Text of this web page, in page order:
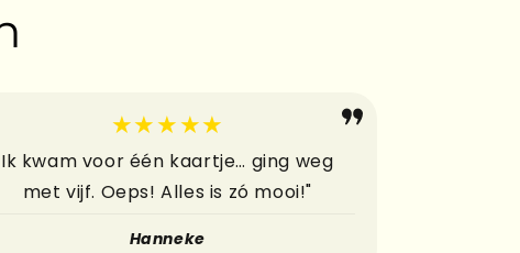
Kado's
Kaarten
Hebbedingetjes
★★★★★
Ik kwam voor één kaartje… ging weg
met vijf. Oeps! Alles is zó mooi!"
Hanneke